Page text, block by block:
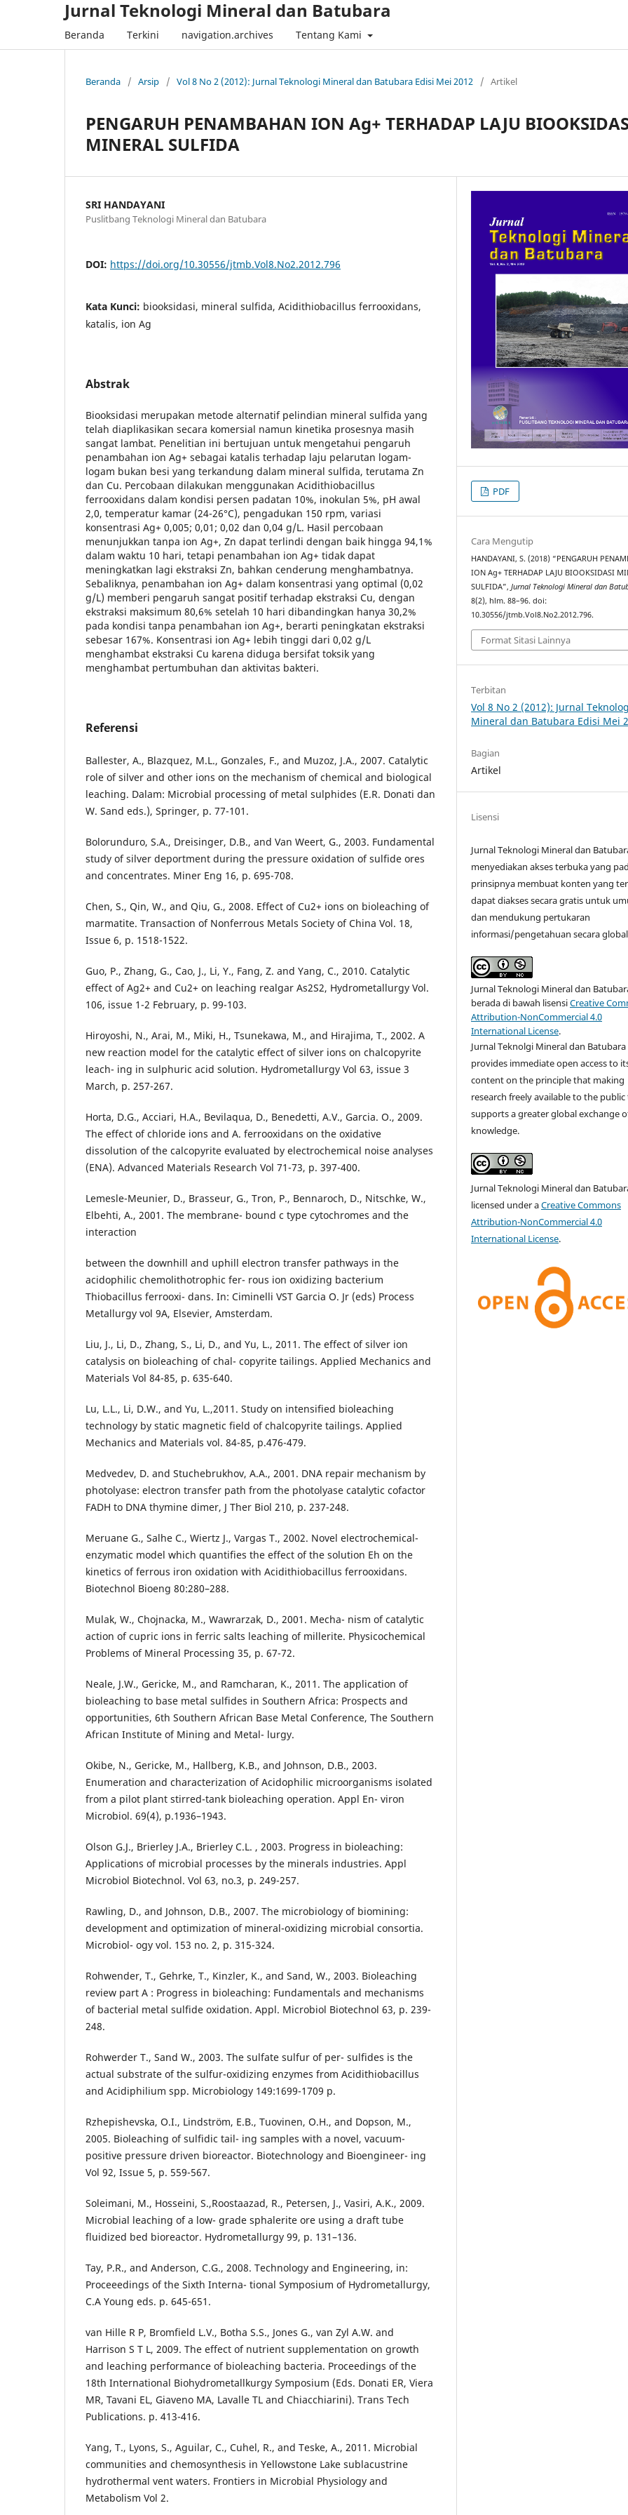
Jurnal Teknologi Mineral dan Batubara
Beranda Terkini navigation.archives Tentang Kami
Beranda / Arsip / Vol 8 No 2 (2012): Jurnal Teknologi Mineral dan Batubara Edisi Mei 2012 / Artikel
PENGARUH PENAMBAHAN ION Ag+ TERHADAP LAJU
MINERAL SULFIDA
SRI HANDAYANI
Puslitbang Teknologi Mineral dan Batubara
DOI: https://doi.org/10.30556/jtmb.Vol8.No2.2012.796
Kata Kunci: biooksidasi, mineral sulfida, Acidithiobacillus ferrooxidans,
katalis, ion Ag
Abstrak
Biooksidasi merupakan metode alternatif pelindian mineral sulfida yang
telah diaplikasikan secara komersial namun kinetika prosesnya masih
sangat lambat. Penelitian ini bertujuan untuk mengetahui pengaruh
penambahan ion Ag+ sebagai katalis terhadap laju pelarutan logam-
logam bukan besi yang terkandung dalam mineral sulfida, terutama Zn
dan Cu. Percobaan dilakukan menggunakan Acidithiobacillus
ferrooxidans dalam kondisi persen padatan 10%, inokulan 5%, pH awal
2,0, temperatur kamar (24-26°C), pengadukan 150 rpm, variasi
konsentrasi Ag+ 0,005; 0,01; 0,02 dan 0,04 g/L. Hasil percobaan
menunjukkan tanpa ion Ag+, Zn dapat terlindi dengan baik hingga 94,1%
dalam waktu 10 hari, tetapi penambahan ion Ag+ tidak dapat
meningkatkan lagi ekstraksi Zn, bahkan cenderung menghambatnya.
Sebaliknya, penambahan ion Ag+ dalam konsentrasi yang optimal (0,02
g/L) memberi pengaruh sangat positif terhadap ekstraksi Cu, dengan
ekstraksi maksimum 80,6% setelah 10 hari dibandingkan hanya 30,2%
pada kondisi tanpa penambahan ion Ag+, berarti peningkatan ekstraksi
sebesar 167%. Konsentrasi ion Ag+ lebih tinggi dari 0,02 g/L
menghambat ekstraksi Cu karena diduga bersifat toksik yang
menghambat pertumbuhan dan aktivitas bakteri.
Referensi
Ballester, A., Blazquez, M.L., Gonzales, F., and Muzoz, J.A., 2007. Catalytic
role of silver and other ions on the mechanism of chemical and biological
leaching. Dalam: Microbial processing of metal sulphides (E.R. Donati dan
W. Sand eds.), Springer, p. 77-101.
Bolorunduro, S.A., Dreisinger, D.B., and Van Weert, G., 2003. Fundamental
study of silver deportment during the pressure oxidation of sulfide ores
and concentrates. Miner Eng 16, p. 695-708.
Chen, S., Qin, W., and Qiu, G., 2008. Effect of Cu2+ ions on bioleaching of
marmatite. Transaction of Nonferrous Metals Society of China Vol. 18,
Issue 6, p. 1518-1522.
Guo, P., Zhang, G., Cao, J., Li, Y., Fang, Z. and Yang, C., 2010. Catalytic
effect of Ag2+ and Cu2+ on leaching realgar As2S2, Hydrometallurgy Vol.
106, issue 1-2 February, p. 99-103.
Hiroyoshi, N., Arai, M., Miki, H., Tsunekawa, M., and Hirajima, T., 2002. A
new reaction model for the catalytic effect of silver ions on chalcopyrite
leach- ing in sulphuric acid solution. Hydrometallurgy Vol 63, issue 3
March, p. 257-267.
Horta, D.G., Acciari, H.A., Bevilaqua, D., Benedetti, A.V., Garcia. O., 2009.
The effect of chloride ions and A. ferrooxidans on the oxidative
dissolution of the calcopyrite evaluated by electrochemical noise analyses
(ENA). Advanced Materials Research Vol 71-73, p. 397-400.
Lemesle-Meunier, D., Brasseur, G., Tron, P., Bennaroch, D., Nitschke, W.,
Elbehti, A., 2001. The membrane- bound c type cytochromes and the
interaction
between the downhill and uphill electron transfer pathways in the
acidophilic chemolithotrophic fer- rous ion oxidizing bacterium
Thiobacillus ferrooxi- dans. In: Ciminelli VST Garcia O. Jr (eds) Process
Metallurgy vol 9A, Elsevier, Amsterdam.
Liu, J., Li, D., Zhang, S., Li, D., and Yu, L., 2011. The effect of silver ion
catalysis on bioleaching of chal- copyrite tailings. Applied Mechanics and
Materials Vol 84-85, p. 635-640.
Lu, L.L., Li, D.W., and Yu, L.,2011. Study on intensified bioleaching
technology by static magnetic field of chalcopyrite tailings. Applied
Mechanics and Materials vol. 84-85, p.476-479.
Medvedev, D. and Stuchebrukhov, A.A., 2001. DNA repair mechanism by
photolyase: electron transfer path from the photolyase catalytic cofactor
FADH to DNA thymine dimer, J Ther Biol 210, p. 237-248.
Meruane G., Salhe C., Wiertz J., Vargas T., 2002. Novel electrochemical-
enzymatic model which quantifies the effect of the solution Eh on the
kinetics of ferrous iron oxidation with Acidithiobacillus ferrooxidans.
Biotechnol Bioeng 80:280–288.
Mulak, W., Chojnacka, M., Wawrarzak, D., 2001. Mecha- nism of catalytic
action of cupric ions in ferric salts leaching of millerite. Physicochemical
Problems of Mineral Processing 35, p. 67-72.
Neale, J.W., Gericke, M., and Ramcharan, K., 2011. The application of
bioleaching to base metal sulfides in Southern Africa: Prospects and
opportunities, 6th Southern African Base Metal Conference, The Southern
African Institute of Mining and Metal- lurgy.
Okibe, N., Gericke, M., Hallberg, K.B., and Johnson, D.B., 2003.
Enumeration and characterization of Acidophilic microorganisms isolated
from a pilot plant stirred-tank bioleaching operation. Appl En- viron
Microbiol. 69(4), p.1936–1943.
Olson G.J., Brierley J.A., Brierley C.L. , 2003. Progress in bioleaching:
Applications of microbial processes by the minerals industries. Appl
Microbiol Biotechnol. Vol 63, no.3, p. 249-257.
Rawling, D., and Johnson, D.B., 2007. The microbiology of biomining:
development and optimization of mineral-oxidizing microbial consortia.
Microbiol- ogy vol. 153 no. 2, p. 315-324.
Rohwender, T., Gehrke, T., Kinzler, K., and Sand, W., 2003. Bioleaching
review part A : Progress in bioleaching: Fundamentals and mechanisms
of bacterial metal sulfide oxidation. Appl. Microbiol Biotechnol 63, p. 239-
248.
Rohwerder T., Sand W., 2003. The sulfate sulfur of per- sulfides is the
actual substrate of the sulfur-oxidizing enzymes from Acidithiobacillus
and Acidiphilium spp. Microbiology 149:1699-1709 p.
Rzhepishevska, O.I., Lindström, E.B., Tuovinen, O.H., and Dopson, M.,
2005. Bioleaching of sulfidic tail- ing samples with a novel, vacuum-
positive pressure driven bioreactor. Biotechnology and Bioengineer- ing
Vol 92, Issue 5, p. 559-567.
Soleimani, M., Hosseini, S.,Roostaazad, R., Petersen, J., Vasiri, A.K., 2009.
Microbial leaching of a low- grade sphalerite ore using a draft tube
fluidized bed bioreactor. Hydrometallurgy 99, p. 131–136.
Tay, P.R., and Anderson, C.G., 2008. Technology and Engineering, in:
Proceeedings of the Sixth Interna- tional Symposium of Hydrometallurgy,
C.A Young eds. p. 645-651.
van Hille R P, Bromfield L.V., Botha S.S., Jones G., van Zyl A.W. and
Harrison S T L, 2009. The effect of nutrient supplementation on growth
and leaching performance of bioleaching bacteria. Proceedings of the
18th International Biohydrometallkurgy Symposium (Eds. Donati ER, Viera
MR, Tavani EL, Giaveno MA, Lavalle TL and Chiacchiarini). Trans Tech
Publications. p. 413-416.
Yang, T., Lyons, S., Aguilar, C., Cuhel, R., and Teske, A., 2011. Microbial
communities and chemosynthesis in Yellowstone Lake sublacustrine
hydrothermal vent waters. Frontiers in Microbial Physiology and
Metabolism Vol 2.
PDF
Cara Mengutip
HANDAYANI, S. (2018) “PENGARUH
ION Ag+ TERHADAP LAJU BIOOKSIDASI
SULFIDA”,Jurnal Teknologi Mineral dan
8(2), hlm. 88–96. doi:
10.30556/jtmb.Vol8.No2.2012.796.
Format Sitasi Lainnya
Terbitan
Vol 8 No 2 (2012): Jurnal
Mineral dan Batubara Edisi Mei
Bagian
Artikel
Lisensi
Jurnal Teknologi Mineral dan
menyediakan akses terbuka yang
prinsipnya membuat konten yang
dapat diakses secara gratis untuk
dan mendukung pertukaran
informasi/pengetahuan secara
Jurnal Teknologi Mineral dan
berada di bawah lisensiCreative
Attribution-NonCommercial 4.0
International License.
Jurnal Teknolgi Mineral dan Batubara
provides immediate open access to
content on the principle that making
research freely available to the
supports a greater global exchange
knowledge.
Jurnal Teknologi Mineral dan
licensed under aCreative Commons
Attribution-NonCommercial 4.0
International License.